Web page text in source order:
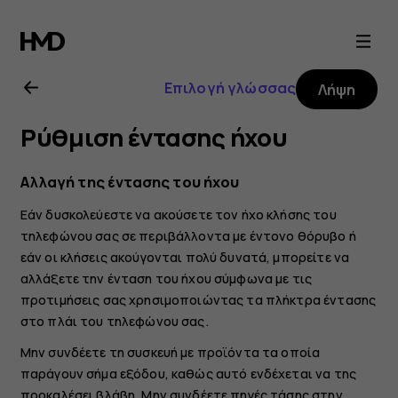
Οδηγίες
χρήσης
Nokia
4.2
Επιλογή γλώσσας Λήψη
Ρύθμιση έντασης ήχου
Αλλαγή της έντασης του ήχου
Εάν δυσκολεύεστε να ακούσετε τον ήχο κλήσης του
τηλεφώνου σας σε περιβάλλοντα με έντονο θόρυβο ή
εάν οι κλήσεις ακούγονται πολύ δυνατά, μπορείτε να
αλλάξετε την ένταση του ήχου σύμφωνα με τις
προτιμήσεις σας χρησιμοποιώντας τα πλήκτρα έντασης
στο πλάι του τηλεφώνου σας.
Μην συνδέετε τη συσκευή με προϊόντα τα οποία
παράγουν σήμα εξόδου, καθώς αυτό ενδέχεται να της